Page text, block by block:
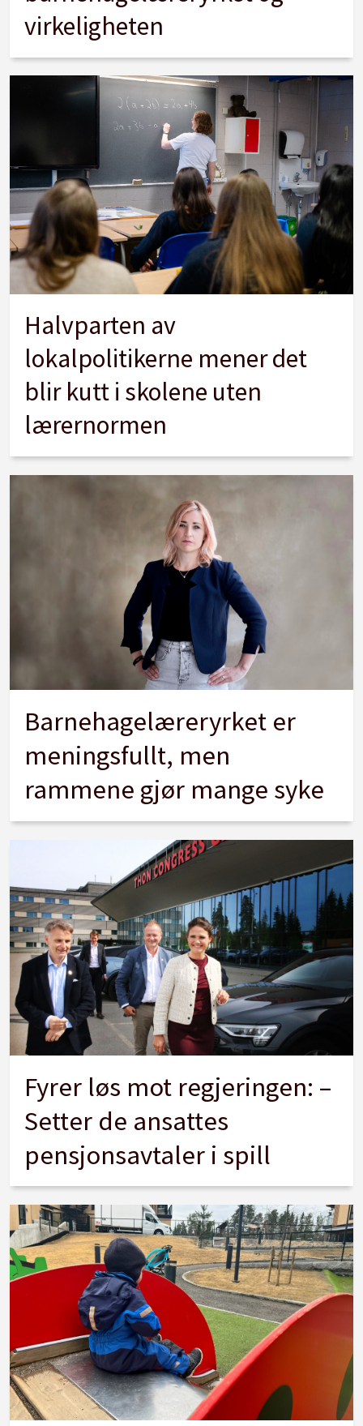
virkeligheten
Halvparten av
lokalpolitikerne mener det
blir kutt i skolene uten
lærernormen
Barnehagelæreryrket er
meningsfullt, men
rammene gjør mange syke
Fyrer løs mot regjeringen: –
Setter de ansattes
pensjonsavtaler i spill